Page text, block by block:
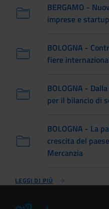
BERGAMO -
imprese e startup
BOLOGNA -
fiere
BOLOGNA -
per il bilancio di
BOLOGNA - La
crescita del
Mercanzia
LEGGI DI PIÙ